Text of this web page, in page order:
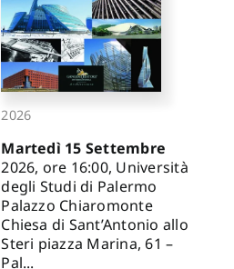
2026
Martedì 15 Settembre
2026, ore 16:00, Università
degli Studi di Palermo
Palazzo Chiaromonte
Chiesa di Sant’Antonio allo
Steri piazza Marina, 61 –
Pal...